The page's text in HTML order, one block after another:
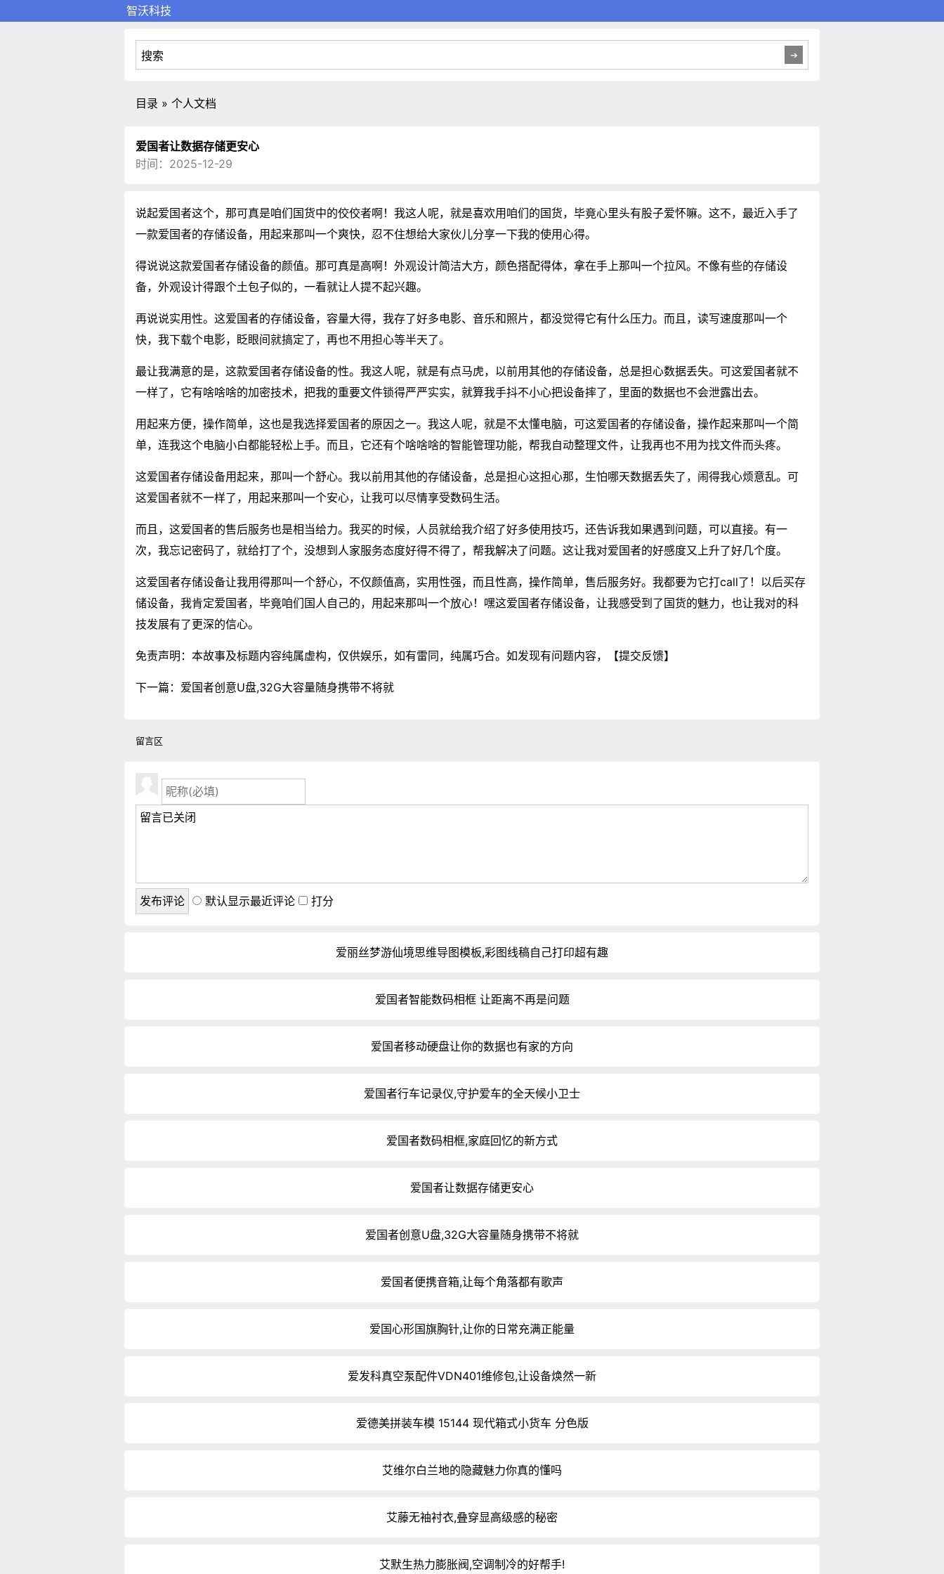
智沃科技
目录 » 个人文档
爱国者让数据存储更安心
时间：2025-12-29
说起爱国者这个，那可真是咱们国货中的佼佼者啊！我这人呢，就是喜欢用咱们的国货，毕竟心里头有股子爱怀嘛。这不，最近入手了
一款爱国者的存储设备，用起来那叫一个爽快，忍不住想给大家伙儿分享一下我的使用心得。
得说说这款爱国者存储设备的颜值。那可真是高啊！外观设计简洁大方，颜色搭配得体，拿在手上那叫一个拉风。不像有些的存储设
备，外观设计得跟个土包子似的，一看就让人提不起兴趣。
再说说实用性。这爱国者的存储设备，容量大得，我存了好多电影、音乐和照片，都没觉得它有什么压力。而且，读写速度那叫一个
快，我下载个电影，眨眼间就搞定了，再也不用担心等半天了。
最让我满意的是，这款爱国者存储设备的性。我这人呢，就是有点马虎，以前用其他的存储设备，总是担心数据丢失。可这爱国者就不
一样了，它有啥啥啥的加密技术，把我的重要文件锁得严严实实，就算我手抖不小心把设备摔了，里面的数据也不会泄露出去。
用起来方便，操作简单，这也是我选择爱国者的原因之一。我这人呢，就是不太懂电脑，可这爱国者的存储设备，操作起来那叫一个简
单，连我这个电脑小白都能轻松上手。而且，它还有个啥啥啥的智能管理功能，帮我自动整理文件，让我再也不用为找文件而头疼。
这爱国者存储设备用起来，那叫一个舒心。我以前用其他的存储设备，总是担心这担心那，生怕哪天数据丢失了，闹得我心烦意乱。可
这爱国者就不一样了，用起来那叫一个安心，让我可以尽情享受数码生活。
而且，这爱国者的售后服务也是相当给力。我买的时候，人员就给我介绍了好多使用技巧，还告诉我如果遇到问题，可以直接。有一
次，我忘记密码了，就给打了个，没想到人家服务态度好得不得了，帮我解决了问题。这让我对爱国者的好感度又上升了好几个度。
这爱国者存储设备让我用得那叫一个舒心，不仅颜值高，实用性强，而且性高，操作简单，售后服务好。我都要为它打call了！以后买存
储设备，我肯定爱国者，毕竟咱们国人自己的，用起来那叫一个放心！嘿这爱国者存储设备，让我感受到了国货的魅力，也让我对的科
技发展有了更深的信心。
免责声明：本故事及标题内容纯属虚构，仅供娱乐，如有雷同，纯属巧合。如发现有问题内容， 【提交反馈】
下一篇： 爱国者创意U盘,32G大容量随身携带不将就
留言区
默认显示最近评论 打分
爱丽丝梦游仙境思维导图模板,彩图线稿自己打印超有趣
爱国者智能数码相框 让距离不再是问题
爱国者移动硬盘让你的数据也有家的方向
爱国者行车记录仪,守护爱车的全天候小卫士
爱国者数码相框,家庭回忆的新方式
爱国者让数据存储更安心
爱国者创意U盘,32G大容量随身携带不将就
爱国者便携音箱,让每个角落都有歌声
爱国心形国旗胸针,让你的日常充满正能量
爱发科真空泵配件VDN401维修包,让设备焕然一新
爱德美拼装车模 15144 现代箱式小货车 分色版
艾维尔白兰地的隐藏魅力你真的懂吗
艾藤无袖衬衣,叠穿显高级感的秘密
艾默生热力膨胀阀,空调制冷的好帮手!